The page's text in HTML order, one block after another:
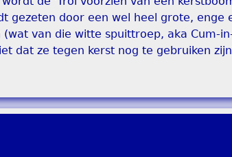
gezeten door een wel heel grote, enge
van die witte spuittroep, aka Cum-
dat ze tegen kerst nog te gebruiken